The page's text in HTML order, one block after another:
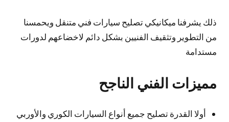
ذلك يشرفنا ميكانيكي تصليح سيارات فني متنقل ويحمسنا
من التطوير وتثقيف الفنيين بشكل دائم لاخضاعهم لدورات
مستدامة
مميزات الفني الناجح
أولا القدرة تصليح جميع أنواع السيارات الكوري والأوربي